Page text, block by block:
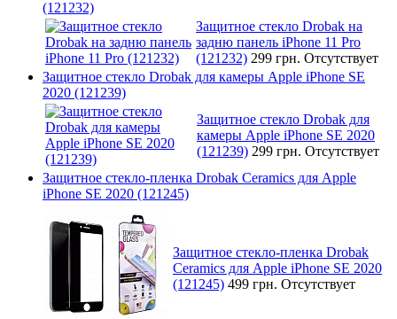
(121232)
Защитное стекло Drobak на
задню панель iPhone 11 Pro
(121232) 299 грн. Отсутствует
Защитное стекло Drobak для камеры Apple iPhone SE
2020 (121239)
Защитное стекло Drobak для
камеры Apple iPhone SE 2020
(121239) 299 грн. Отсутствует
Защитное стекло-пленка Drobak Ceramics для Apple
iPhone SE 2020 (121245)
Защитное стекло-пленка Drobak
Ceramics для Apple iPhone SE 2020
(121245) 499 грн. Отсутствует